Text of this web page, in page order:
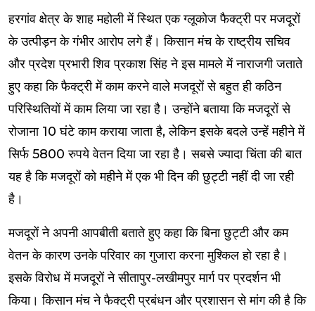
हरगांव क्षेत्र के शाह महोली में स्थित एक ग्लूकोज फैक्ट्री पर मजदूरों
के उत्पीड़न के गंभीर आरोप लगे हैं। किसान मंच के राष्ट्रीय सचिव
और प्रदेश प्रभारी शिव प्रकाश सिंह ने इस मामले में नाराजगी जताते
हुए कहा कि फैक्ट्री में काम करने वाले मजदूरों से बहुत ही कठिन
परिस्थितियों में काम लिया जा रहा है। उन्होंने बताया कि मजदूरों से
रोजाना 10 घंटे काम कराया जाता है, लेकिन इसके बदले उन्हें महीने में
सिर्फ 5800 रुपये वेतन दिया जा रहा है। सबसे ज्यादा चिंता की बात
यह है कि मजदूरों को महीने में एक भी दिन की छुट्टी नहीं दी जा रही
है।
मजदूरों ने अपनी आपबीती बताते हुए कहा कि बिना छुट्टी और कम
वेतन के कारण उनके परिवार का गुजारा करना मुश्किल हो रहा है।
इसके विरोध में मजदूरों ने सीतापुर-लखीमपुर मार्ग पर प्रदर्शन भी
किया। किसान मंच ने फैक्ट्री प्रबंधन और प्रशासन से मांग की है कि